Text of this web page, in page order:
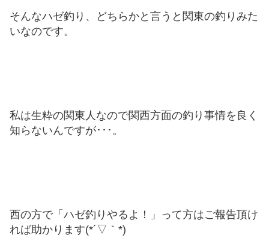
そんなハゼ釣り、どちらかと言うと関東の釣りみた
いなのです。
私は生粋の関東人なので関西方面の釣り事情を良く
知らないんですが･･･。
西の方で「ハゼ釣りやるよ！」って方はご報告頂け
れば助かります(*´▽｀*)